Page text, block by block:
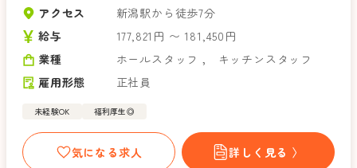
アクセス
新潟駅から徒歩7分
給与
177,821円 〜 181,450円
業種
ホールスタッフ ，
キッチンスタッフ
雇用形態
正社員
未経験OK 福利厚生◎
気になる求人 詳しく見る 〉